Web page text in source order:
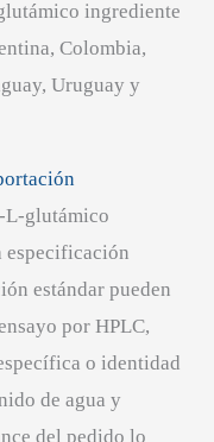
ingrediente
Colombia,
Uruguay y
L-glutámico
especificación
estándar pueden
por HPLC,
o identidad
de agua y
del pedido lo